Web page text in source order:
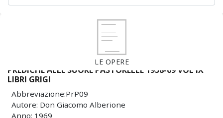
LE OPERE
PREDICHE ALLE SUORE PASTORELLE 1958-69 VOL IX
LIBRI GRIGI
Abbreviazione:PrP09
Autore: Don Giacomo Alberione
Anno: 1969